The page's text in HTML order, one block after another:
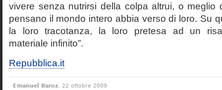
vivere senza nutrirsi della colpa altrui, o meglio
pensano il mondo intero abbia verso di loro. Su
la loro tracotanza, la loro pretesa ad un
materiale infinito”.
Repubblica.it
Emanuel Baroz, 22 ottobre 2009